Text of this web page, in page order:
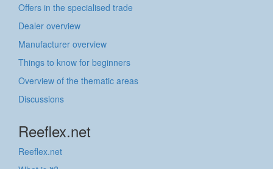
Offers in the specialised trade
Dealer overview
Manufacturer overview
Things to know for beginners
Overview of the thematic areas
Discussions
Reeflex.net
Reeflex.net